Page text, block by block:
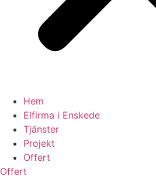
Hem
Elfirma i Enskede
Tjänster
Projekt
Offert
Offert